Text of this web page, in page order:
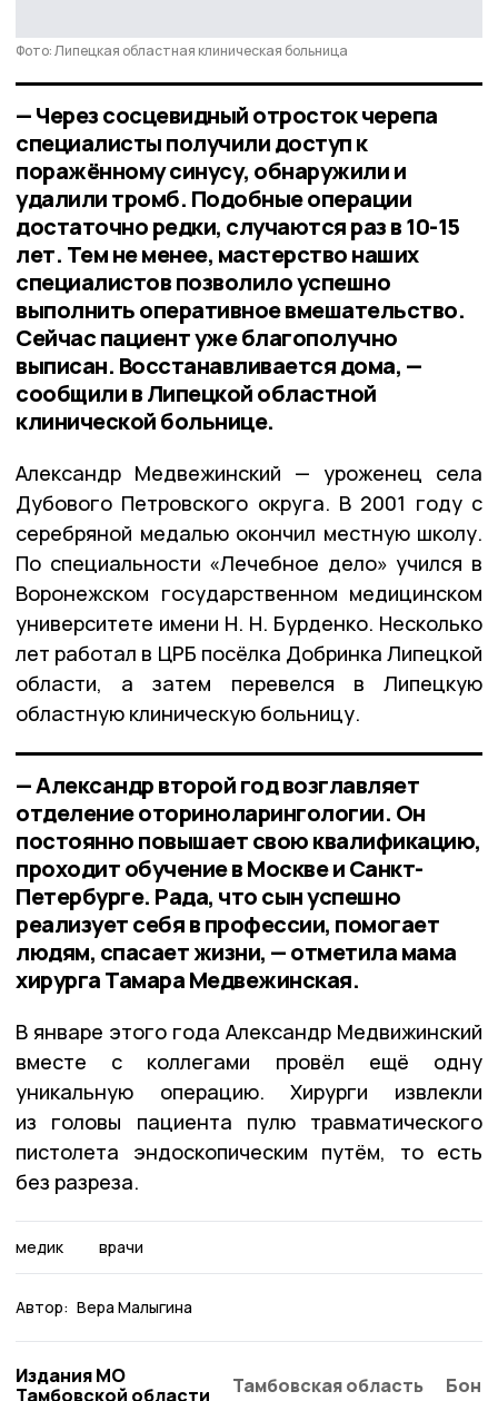
Фото: Липецкая областная клиническая больница
— Через сосцевидный отросток черепа
специалисты получили доступ к
поражённому синусу, обнаружили и
удалили тромб. Подобные операции
достаточно редки, случаются раз в 10-15
лет. Тем не менее, мастерство наших
специалистов позволило успешно
выполнить оперативное вмешательство.
Сейчас пациент уже благополучно
выписан. Восстанавливается дома, —
сообщили в Липецкой областной
клинической больнице.
Александр Медвежинский — уроженец села
Дубового Петровского округа. В 2001 году с
серебряной медалью окончил местную школу.
По специальности «Лечебное дело» учился в
Воронежском государственном медицинском
университете имени Н. Н. Бурденко. Несколько
лет работал в ЦРБ посёлка Добринка Липецкой
области, а затем перевелся в Липецкую
областную клиническую больницу.
— Александр второй год возглавляет
отделение оториноларингологии. Он
постоянно повышает свою квалификацию,
проходит обучение в Москве и Санкт-
Петербурге. Рада, что сын успешно
реализует себя в профессии, помогает
людям, спасает жизни, — отметила мама
хирурга Тамара Медвежинская.
В январе этого года Александр Медвижинский
вместе с коллегами провёл ещё одну
уникальную операцию. Хирурги извлекли
из головы пациента пулю травматического
пистолета эндоскопическим путём, то есть
без разреза.
медик врачи
Автор: Вера Малыгина
Издания МО
Тамбовской области
Тамбовская область